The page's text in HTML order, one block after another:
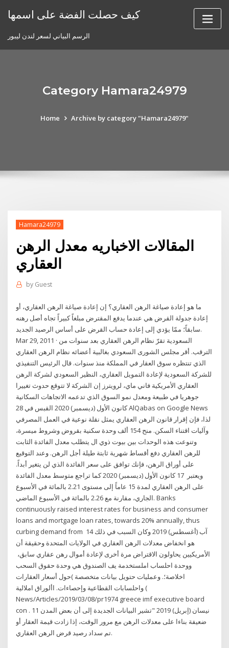
كيف حصلت الفضة على اسمها
الرسم البياني لسعر لندن ليبور
Category Hamara24979
Home Archive by category "Hamara24979"
Hamara24979
المقالات الاخباريه معدل الرهن
العقاري
by Guest
ما هو إعادة صياغة الرهن العقاري؟ إن إعادة صياغة الرهن العقاري، أو
إعادة جدولة القرض هي عندما يدفع المقترض مبلغاً كبيراً تجاه أصل رهنه
سابقاً؛ ممّا يؤدي إلى إعادة حساب القرض على أساس الرصيد الجديد.
Mar 29, 2011 · السعودية تقرّ نظام الرهن العقاري بعد سنوات من
الترقب. أقر مجلس الشورى السعودي بغالبية أعضائه نظام الرهن العقاري
الذي تنتظره سوق العقار في المملكة منذ سنوات. قال الرئيس التنفيذي
للشركة السعودية لإعادة التمويل العقاري، النظير السعودي لشركة الرهن
العقاري الأمريكية فاني ماي، لرويترز إن الشركة لا تتوقع حدوث تغييرا
جوهريا في طبيعة ومعدل نمو السوق الذي تدعمه الاتجاهات السكانية
28 كانون الأول (ديسمبر) 2020 القبس في AlQabas on Google News
لذا، فإن إقرار قانون الرهن العقاري يمثل نقلة نوعية في العمل المصرفي
وآليات اقتناء السكن. منح 154 ألف وحدة سكنية بقروض وشروط ميسرة،
وتنوعت هذه الوحدات بين بيوت ذوي ال يتطلب معدل الفائدة الثابت
للرهن العقاري دفع أقساط شهرية ثابتة طيلة أجل الرهن. وعند التوقيع
على أوراق الرهن، فإنك توافق على سعر الفائدة الذي لن يتغير أبداً.
ويعتبر 17 كانون الأول (ديسمبر) 2020 كما تراجع متوسط معدل الفائدة
على الرهن العقاري لمدة 15 عاماً إلى مستوى 2.21 بالمائة في الأسبوع
الجاري، مقارنة مع 2.26 بالمائة في الأسبوع الماضي. Banks
continuously raised interest rates for business and consumer
loans and mortgage loan rates, towards 20% annually, thus
curbing demand from 14 آب (أغسطس) 2019 وكان السبب في ذلك
هو انخفاض معدلات الرهن العقاري في الولايات المتحدة وحقيقة أن
الأمريكيين يحاولون الاقتراض مرة أخرى لإعادة أموال رهن عقاري سابق،
ووحدة احلساب املستخدمة يف الصندوق هي وحدة حقوق السحب
اخلاصة؛. وعمليات حتويل بيانات متخصصة )حول أسعار العقارات
واحلسابات القطاعية وإحصاءات. األوراق املالية (
News/Articles/2019/03/08/pr1974 greece imf executive board
con . 11 نيسان (إبريل) 2019 "تشير البيانات الجديدة إلى أن بعض المدن
ضعيفة بناءا على معدلات الرهن مع مرور الوقت، إذا زادت قيمة العقار أو
تم سداد رصيد قرض الرهن العقاري.